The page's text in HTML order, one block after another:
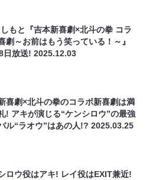
もと『吉本新喜劇×北斗の拳 コラ
劇～お前はもう笑っている！～』
日放送!2025.12.03
喜劇×北斗の拳のコラボ新喜劇は満
! アキが演じる“ケンシロウ”の最強
ル“ラオウ”はあの人!?2025.03.25
ロウ役はアキ! レイ役はEXIT兼近!